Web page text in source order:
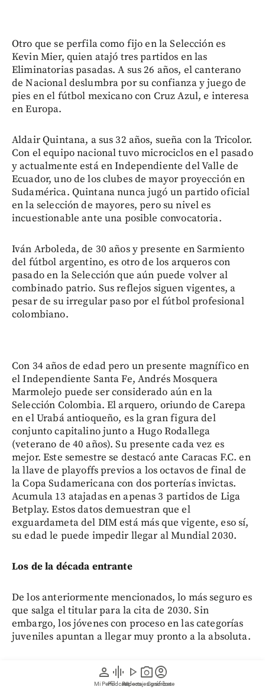
person
Mi Perfil
graphic_eq
Pódcast
play_arrow
Videos
photo_camera
Reportajes gráficos
account_circle
Suscríbete
Otro que se perfila como fijo en la Selección es
Kevin Mier, quien atajó tres partidos en las
Eliminatorias pasadas. A sus 26 años, el canterano
de Nacional deslumbra por su confianza y juego de
pies en el fútbol mexicano con Cruz Azul, e interesa
en Europa.
Aldair Quintana, a sus 32 años, sueña con la Tricolor.
Con el equipo nacional tuvo microciclos en el pasado
y actualmente está en Independiente del Valle de
Ecuador, uno de los clubes de mayor proyección en
Sudamérica. Quintana nunca jugó un partido oficial
en la selección de mayores, pero su nivel es
incuestionable ante una posible convocatoria.
Iván Arboleda, de 30 años y presente en Sarmiento
del fútbol argentino, es otro de los arqueros con
pasado en la Selección que aún puede volver al
combinado patrio. Sus reflejos siguen vigentes, a
pesar de su irregular paso por el fútbol profesional
colombiano.
Con 34 años de edad pero un presente magnífico en
el Independiente Santa Fe, Andrés Mosquera
Marmolejo puede ser considerado aún en la
Selección Colombia. El arquero, oriundo de Carepa
en el Urabá antioqueño, es la gran figura del
conjunto capitalino junto a Hugo Rodallega
(veterano de 40 años). Su presente cada vez es
mejor. Este semestre se destacó ante Caracas F.C. en
la llave de playoffs previos a los octavos de final de
la Copa Sudamericana con dos porterías invictas.
Acumula 13 atajadas en apenas 3 partidos de Liga
Betplay. Estos datos demuestran que el
exguardameta del DIM está más que vigente, eso sí,
su edad le puede impedir llegar al Mundial 2030.
Los de la década entrante
De los anteriormente mencionados, lo más seguro es
que salga el titular para la cita de 2030. Sin
embargo, los jóvenes con proceso en las categorías
juveniles apuntan a llegar muy pronto a la absoluta.
Jordan García y Juan Diego Castillo tienen 21 y 23
años de edad, respectivamente. Ambos arqueros son